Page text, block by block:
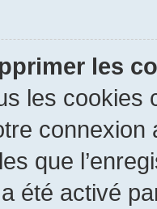
les
les cookies
que
été activé